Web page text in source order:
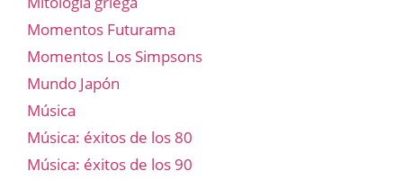
Momentos Futurama
Momentos Los Simpsons
Mundo Japón
Música
Música: éxitos de los 80
Música: éxitos de los 90